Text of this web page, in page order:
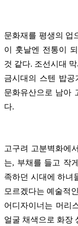
문화재를 평생의 업
이 훗날엔 전통이
것 같다. 조선시대
금시대의 스텐 밥공
문화유산으로 남아
다.
고구려 고분벽화에
는, 부채를 들고 작
족하던 시대에 하녀
모르겠다는 예술적
어디자이너는 머리
얼굴 채색으로 화장